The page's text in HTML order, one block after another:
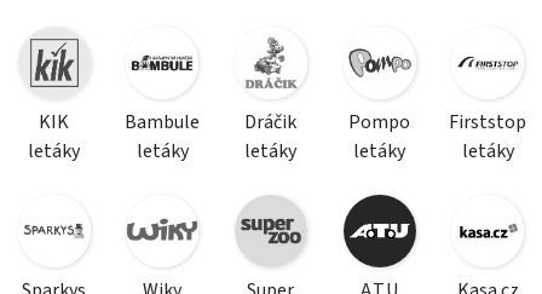
KIK
letáky
Bambule
letáky
Dráčik
letáky
Pompo
letáky
Firststop
letáky